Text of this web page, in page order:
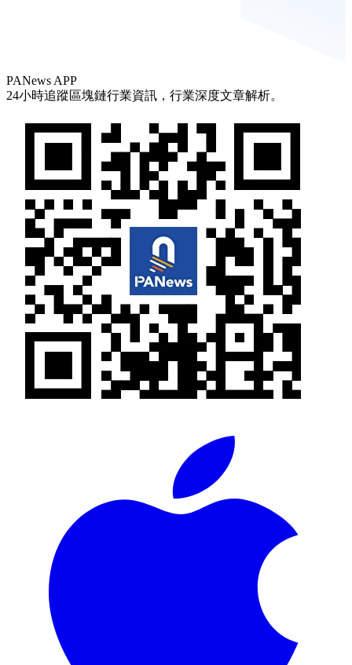
PANews APP
24小時追蹤區塊鏈行業資訊，行業深度文章解析。